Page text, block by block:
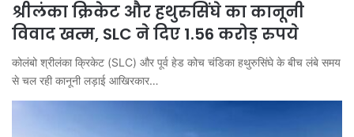
श्रीलंका क्रिकेट और हथुरुसिंघे का कानूनी
विवाद खत्म, SLC ने दिए 1.56 करोड़ रुपये
कोलंबो श्रीलंका क्रिकेट (SLC) और पूर्व हेड कोच चंडिका हथुरुसिंघे के बीच लंबे समय
से चल रही कानूनी लड़ाई आखिरकार…